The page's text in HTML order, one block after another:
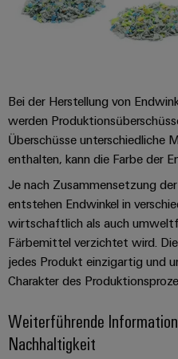
Gehäuse
Bei der Herstellung von
werden
Überschüsse unterschiedliche
enthalten, kann die Farbe der
Je nach Zusammensetzung
entstehen Endwinkel in
wirtschaftlich als auch
Färbemittel verzichtet wird.
jedes Produkt einzigartig und
Charakter des
Weiterführende
Nachhaltigkeit